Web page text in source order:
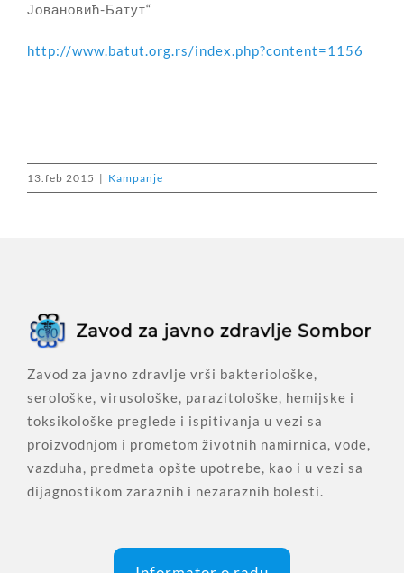
Јовановић-Батут“
http://www.batut.org.rs/index.php?content=1156
13.feb 2015 | Kampanje
Zavod za javno zdravlje vrši bakteriološke,
serološke, virusološke, parazitološke, hemijske i
toksikološke preglede i ispitivanja u vezi sa
proizvodnjom i prometom životnih namirnica, vode,
vazduha, predmeta opšte upotrebe, kao i u vezi sa
dijagnostikom zaraznih i nezaraznih bolesti.